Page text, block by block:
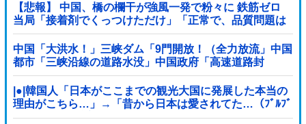
【悲報】 中国、橋の欄干が強風一発で粉々に 鉄筋ゼロ
当局「接着剤でくっつけただけ」「正常で、品質問題は
ない」
中国「大洪水！」三峡ダム「9門開放！（全力放流」中国
都市「三峡沿線の道路水没」中国政府「高速道路封
鎖！」中国ダム「緊急放流に合わせて開門（土砂崩れ発
生」→
|●|韓国人「日本がここまでの観光大国に発展した本当の
理由がこちら…」→「昔から日本は愛されてた…（ﾌﾞﾙﾌﾞ
ﾙ」＝韓国の反応